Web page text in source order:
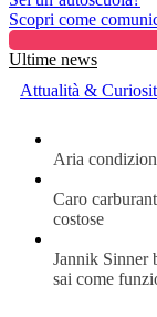
Scopri come
Ultime news
Attualità &
Aria
Caro
costose
Jannik Sinner
sai come